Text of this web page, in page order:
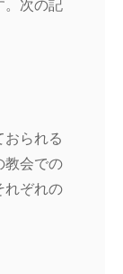
。次の記
おられる
教会での
れぞれの